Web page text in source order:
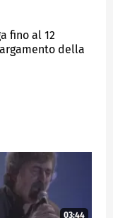
fino al 12
della
03:44